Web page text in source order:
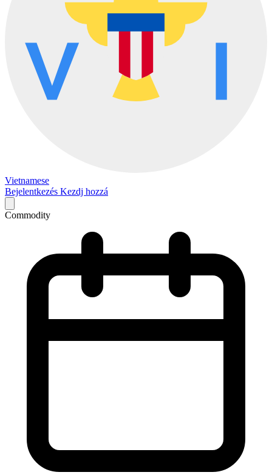
Vietnamese
Bejelentkezés Kezdj hozzá
Commodity